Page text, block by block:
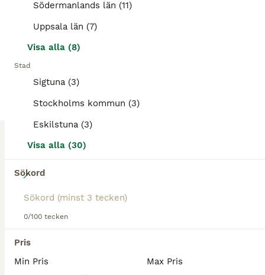
Södermanlands län (11)
Uppsala län (7)
Visa alla (8)
Stad
Sigtuna (3)
Stockholms kommun (3)
Eskilstuna (3)
Visa alla (30)
Sökord
0/100 tecken
Pris
Min Pris
Max Pris
ALLA ANNONSER
Utbildning, träning, tävling & försäljning